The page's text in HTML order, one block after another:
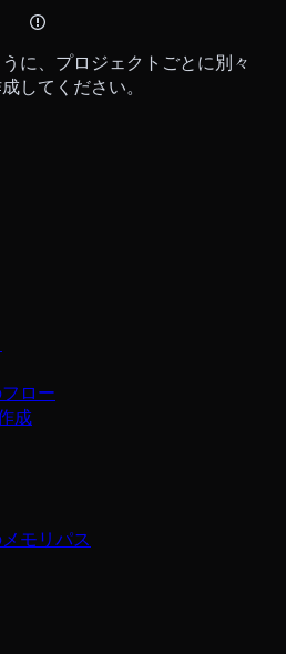
に、プロジェクトごとに別々
してください。
ロー
成
モリパス